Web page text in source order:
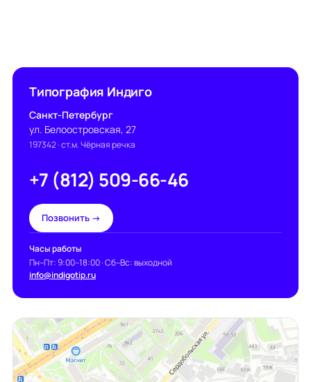
Типография Индиго
Санкт-Петербург
ул. Белоостровская, 27
197342· ст.м. Чёрная речка
+7 (812) 509-66-46
Позвонить →
Часы работы
Пн–Пт: 9:00–18:00 · Сб–Вс: выходной
info@indigotip.ru